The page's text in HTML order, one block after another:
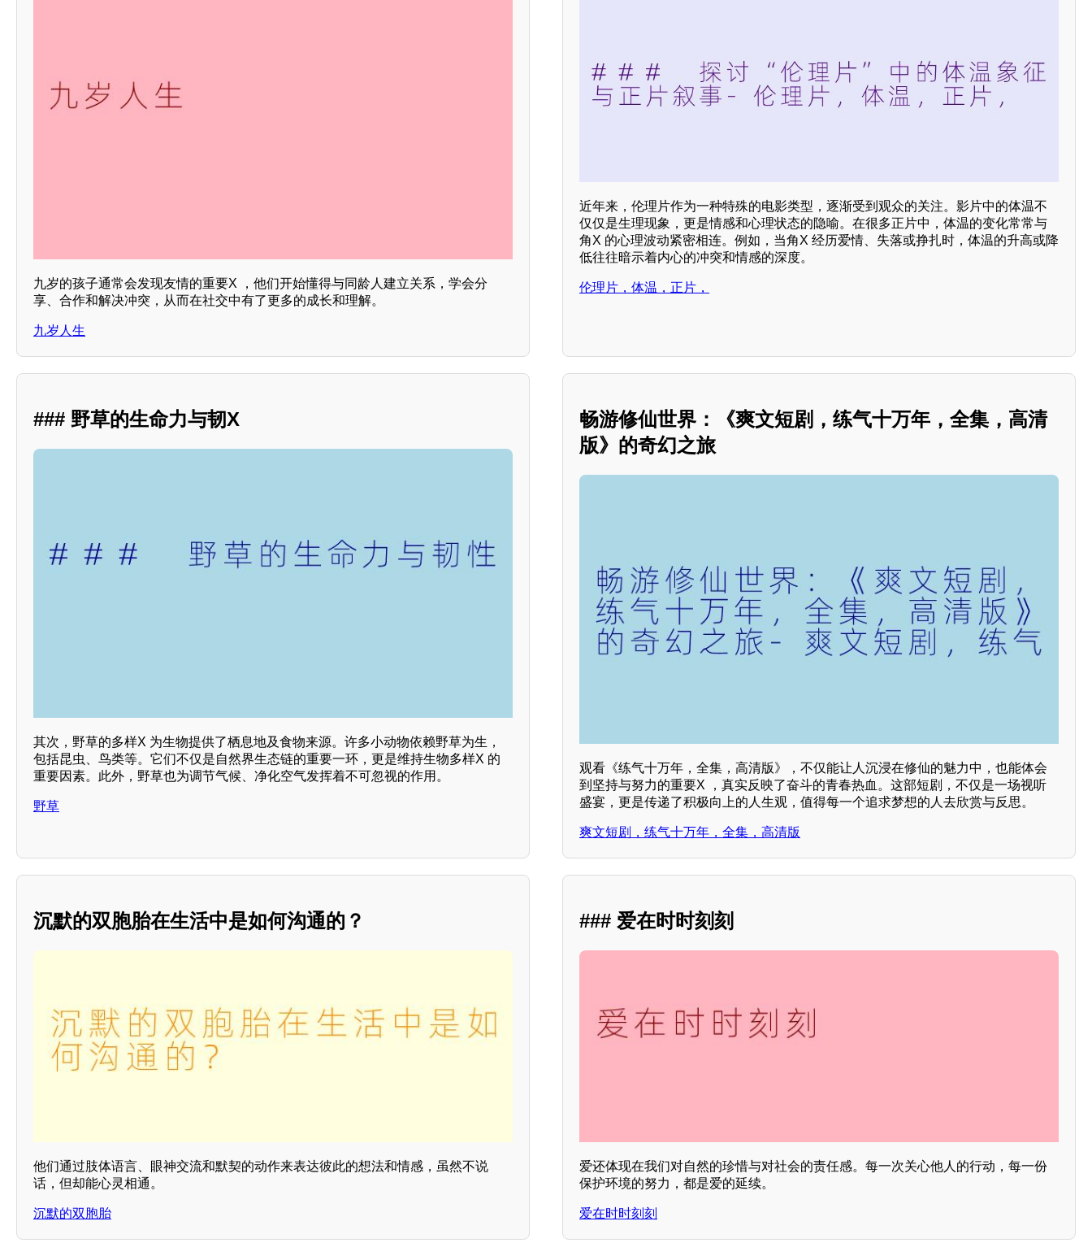
九岁的孩子通常会发现友情的重要X ，他们开始懂得与同龄人建立关系，学会分
享、合作和解决冲突，从而在社交中有了更多的成长和理解。
九岁人生
近年来，伦理片作为一种特殊的电影类型，逐渐受到观众的关注。影片中的体温不
仅仅是生理现象，更是情感和心理状态的隐喻。在很多正片中，体温的变化常常与
角X 的心理波动紧密相连。例如，当角X 经历爱情、失落或挣扎时，体温的升高或降
低往往暗示着内心的冲突和情感的深度。
伦理片，体温，正片，
### 野草的生命力与韧X
其次，野草的多样X 为生物提供了栖息地及食物来源。许多小动物依赖野草为生，
包括昆虫、鸟类等。它们不仅是自然界生态链的重要一环，更是维持生物多样X 的
重要因素。此外，野草也为调节气候、净化空气发挥着不可忽视的作用。
野草
畅游修仙世界：《爽文短剧，练气十万年，全集，高清
版》的奇幻之旅
观看《练气十万年，全集，高清版》，不仅能让人沉浸在修仙的魅力中，也能体会
到坚持与努力的重要X ，真实反映了奋斗的青春热血。这部短剧，不仅是一场视听
盛宴，更是传递了积极向上的人生观，值得每一个追求梦想的人去欣赏与反思。
爽文短剧，练气十万年，全集，高清版
沉默的双胞胎在生活中是如何沟通的？
他们通过肢体语言、眼神交流和默契的动作来表达彼此的想法和情感，虽然不说
话，但却能心灵相通。
沉默的双胞胎
### 爱在时时刻刻
爱还体现在我们对自然的珍惜与对社会的责任感。每一次关心他人的行动，每一份
保护环境的努力，都是爱的延续。
爱在时时刻刻